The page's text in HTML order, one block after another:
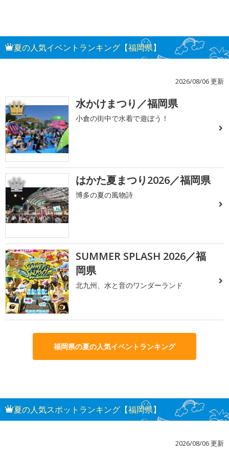
夏の人気イベントランキング【福岡県】
2026/08/06 更新
1 水かけまつり／福岡県
小倉の街中で水着で遊ぼう！
2 はかた夏まつり2026／福岡県
博多の夏の風物詩
3
SUMMER SPLASH 2026／福
岡県
北九州、水と音のワンダーランド
福岡県の夏の人気イベントランキング
夏の人気スポットランキング【福岡県】
2026/08/06 更新